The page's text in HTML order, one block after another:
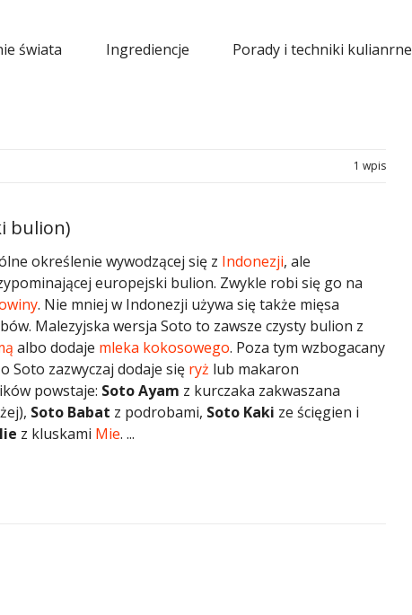
świata Ingrediencje Porady i techniki kulianrne
1 wpis
bulion)
określenie wywodzącej się z Indonezji, ale
europejski bulion. Zwykle robi się go na
. Nie mniej w Indonezji używa się także mięsa
Malezyjska wersja Soto to zawsze czysty bulion z
albo dodaje mleka kokosowego. Poza tym wzbogacany
Soto zazwyczaj dodaje się ryż lub makaron
powstaje: Soto Ayam z kurczaka zakwaszana
Soto Babat z podrobami, Soto Kaki ze ścięgien i
z kluskami Mie. ...